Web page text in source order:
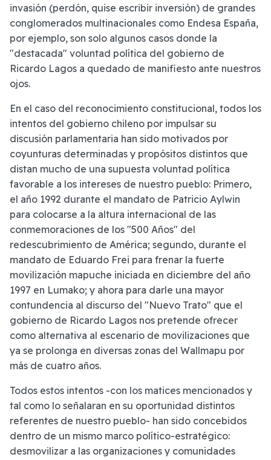
invasión (perdón, quise escribir inversión) de grandes
conglomerados multinacionales como Endesa España,
por ejemplo, son solo algunos casos donde la
"destacada" voluntad política del gobierno de
Ricardo Lagos a quedado de manifiesto ante nuestros
ojos.
En el caso del reconocimiento constitucional, todos los
intentos del gobierno chileno por impulsar su
discusión parlamentaria han sido motivados por
coyunturas determinadas y propósitos distintos que
distan mucho de una supuesta voluntad política
favorable a los intereses de nuestro pueblo: Primero,
el año 1992 durante el mandato de Patricio Aylwin
para colocarse a la altura internacional de las
conmemoraciones de los "500 Años" del
redescubrimiento de América; segundo, durante el
mandato de Eduardo Frei para frenar la fuerte
movilización mapuche iniciada en diciembre del año
1997 en Lumako; y ahora para darle una mayor
contundencia al discurso del "Nuevo Trato" que el
gobierno de Ricardo Lagos nos pretende ofrecer
como alternativa al escenario de movilizaciones que
ya se prolonga en diversas zonas del Wallmapu por
más de cuatro años.
Todos estos intentos -con los matices mencionados y
tal como lo señalaran en su oportunidad distintos
referentes de nuestro pueblo- han sido concebidos
dentro de un mismo marco político-estratégico:
desmovilizar a las organizaciones y comunidades